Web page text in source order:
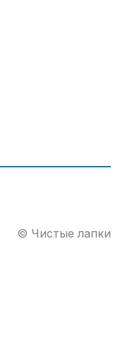
© Чистые лапки